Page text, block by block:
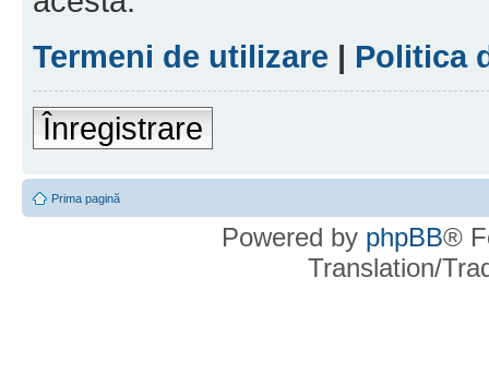
Termeni de utilizare | Politica
Înregistrare
Prima pagină
Powered by phpBB®
Translation/